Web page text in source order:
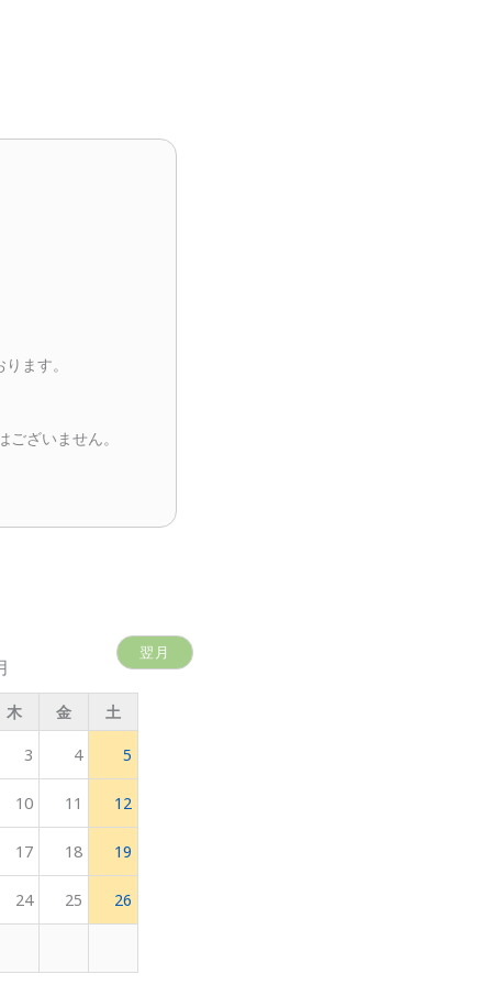
ます。
ざいません。
翌月
木 金 土
3 4 5
10 11 12
17 18 19
24 25 26